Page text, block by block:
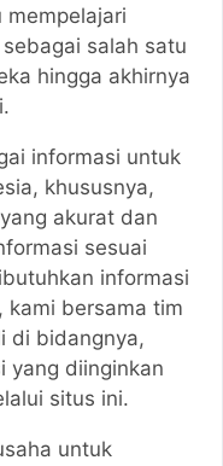
mempelajari
salah satu
hingga akhirnya
informasi untuk
khususnya,
akurat dan
sesuai
informasi
kami bersama tim
di bidangnya,
yang diinginkan
situs ini.
untuk